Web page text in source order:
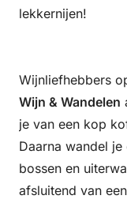
lekkernijen!
Wijnliefhebbers
Wijn & Wandelen
je van een kop
Daarna wandel
bossen en
afsluitend van